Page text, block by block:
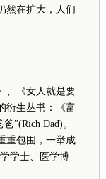
然在扩大，人们
、《女人就是要
衍生丛书：《富
”(Rich Dad)。
重包围，一举成
学士、医学博